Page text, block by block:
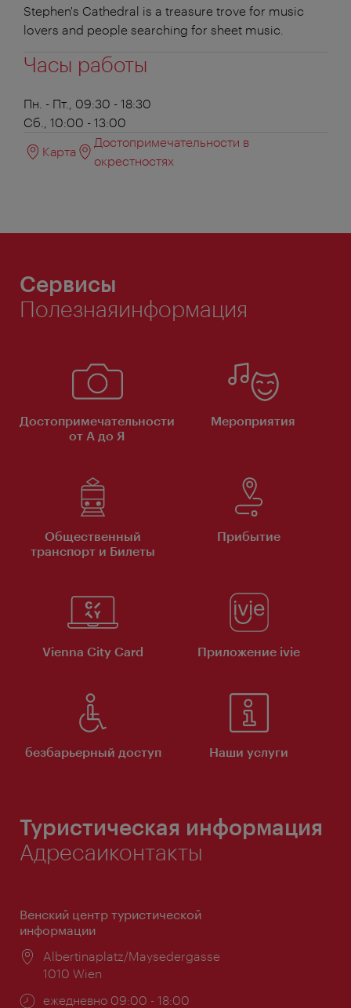
Stephen's Cathedral is a treasure trove for music
lovers and people searching for sheet music.
Часы работы
Пн. - Пт., 09:30 - 18:30
Сб., 10:00 - 13:00
Карта
Достопримечательности в
окрестностях
Сервисы
Полезнаяинформация
Достопримечательности
от А до Я
Мероприятия
Общественный
транспорт и Билеты
Прибытие
Vienna City Card Приложение ivie
безбарьерный доступ Наши услуги
Туристическая информация
Адресаиконтакты
Венский центр туристической
информации
Расположение:
Albertinaplatz/Maysedergasse
1010 Wien
Часы
ежедневно 09:00 - 18:00